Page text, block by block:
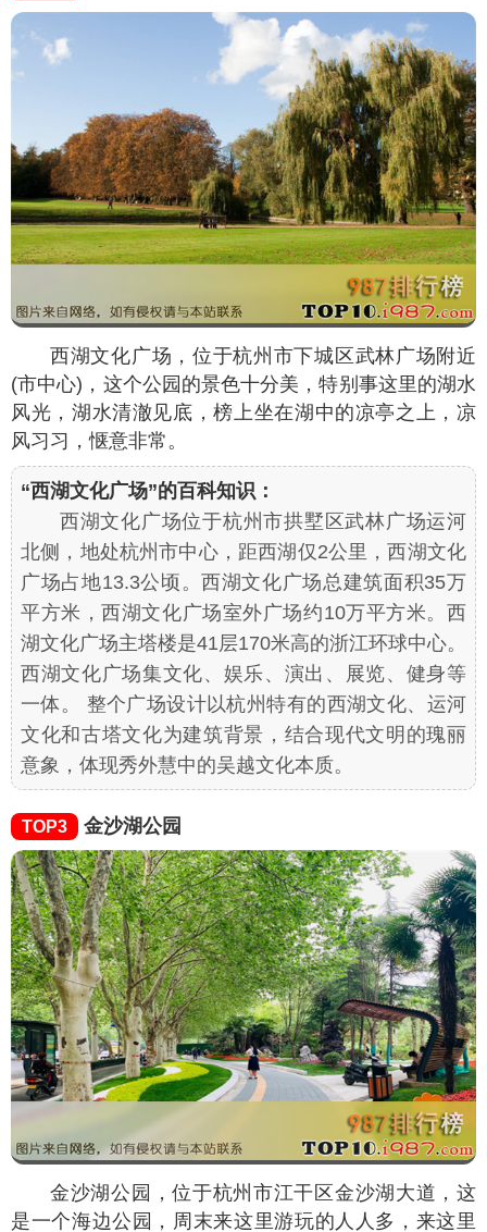
西湖文化广场，位于杭州市下城区武林广场附近
(市中心)，这个公园的景色十分美，特别事这里的湖水
风光，湖水清澈见底，榜上坐在湖中的凉亭之上，凉
风习习，惬意非常。
“西湖文化广场”的百科知识：
西湖文化广场位于杭州市拱墅区武林广场运河
北侧，地处杭州市中心，距西湖仅2公里，西湖文化
广场占地13.3公顷。西湖文化广场总建筑面积35万
平方米，西湖文化广场室外广场约10万平方米。西
湖文化广场主塔楼是41层170米高的浙江环球中心。
西湖文化广场集文化、娱乐、演出、展览、健身等
一体。 整个广场设计以杭州特有的西湖文化、运河
文化和古塔文化为建筑背景，结合现代文明的瑰丽
意象，体现秀外慧中的吴越文化本质。
TOP3 金沙湖公园
金沙湖公园，位于杭州市江干区金沙湖大道，这
是一个海边公园，周末来这里游玩的人人多，来这里